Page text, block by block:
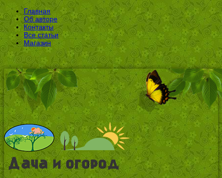
Главная
Об авторе
Контакты
Все статьи
Магазин